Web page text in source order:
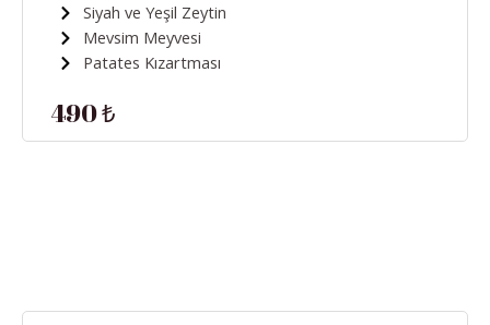
Siyah ve Yeşil Zeytin
Mevsim Meyvesi
Patates Kızartması
490 ₺